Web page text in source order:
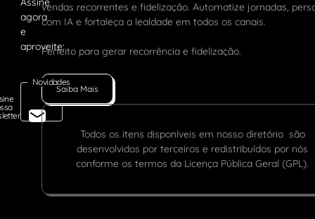
Novidades
vendas recorrentes e fidelização. Automatize jornadas,
com IA e fortaleça a lealdade em todos os canais.
Perfeito para gerar recorrência e fidelização.
Saiba Mais
Todos os itens disponíveis em nosso diretório são
desenvolvidos por terceiros e redistribuídos por nós
conforme os termos da Licença Pública Geral (GPL).